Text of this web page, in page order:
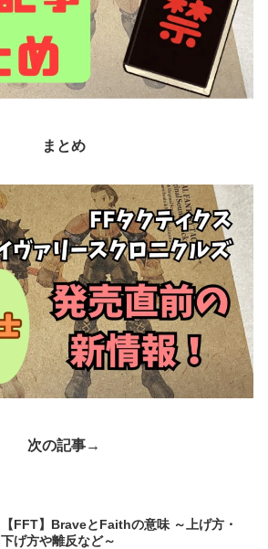
まとめ
次の記事→
【FFT】BraveとFaithの意味 ～上げ方・
下げ方や離反など～